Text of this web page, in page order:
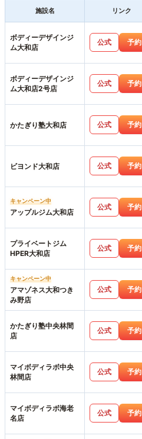
施設名 リンク
ボディーデザインジ
ム大和店
公式 予約
ボディーデザインジ
ム大和店2号店
公式 予約
かたぎり塾大和店 公式 予約
ビヨンド大和店 公式 予約
キャンペーン中
アップルジム大和店
公式 予約
プライベートジム
HPER大和店
公式 予約
キャンペーン中
アマゾネス大和つき
み野店
公式 予約
かたぎり塾中央林間
店
公式 予約
マイボディラボ中央
林間店
公式 予約
マイボディラボ海老
名店
公式 予約